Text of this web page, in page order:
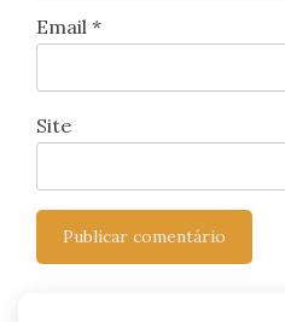
Email *
Site